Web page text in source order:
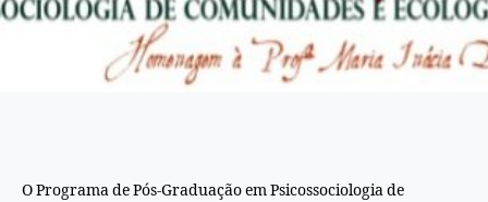
O Programa de Pós-Graduação em Psicossociologia de